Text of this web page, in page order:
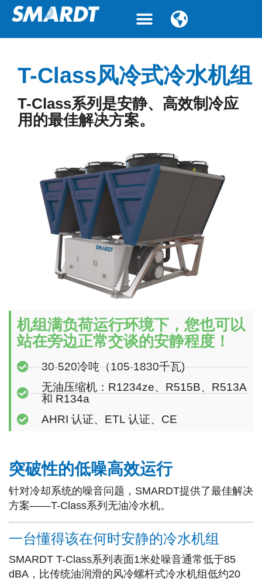
T-Class风冷式冷水机组
T-Class系列是安静、高效制冷应
用的最佳解决方案。
机组满负荷运行环境下，您也可以
站在旁边正常交谈的安静程度！
30-520冷吨（105-1830千瓦)
无油压缩机：R1234ze、R515B、R513A
和 R134a
AHRI 认证、ETL 认证、CE
突破性的低噪高效运行
针对冷却系统的噪音问题，SMARDT提供了最佳解决
方案——T-Class系列无油冷水机。
一台懂得该在何时安静的冷水机组
SMARDT T-Class系列表面1米处噪音通常低于85
dBA，比传统油润滑的风冷螺杆式冷水机组低约20